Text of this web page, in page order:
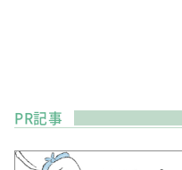
PR記事